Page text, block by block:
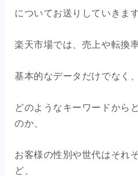
についてお送りしていきます
楽天市場では、売上や転換
基本的なデータだけでなく、
どのようなキーワードから
のか、
お客様の性別や世代はそれ
ど、